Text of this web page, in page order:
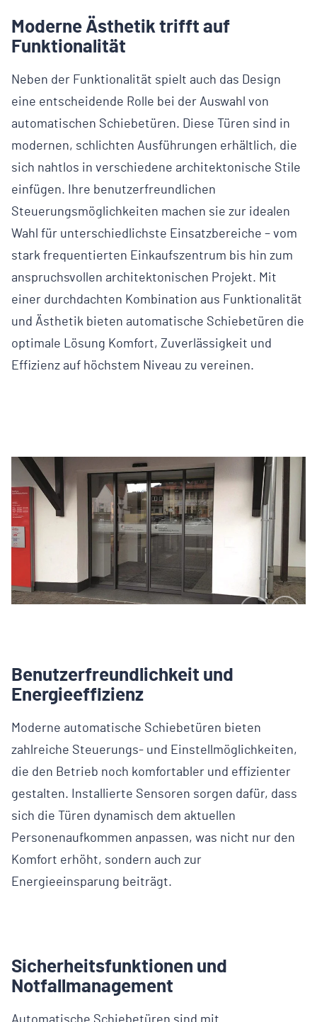
Moderne Ästhetik trifft auf
Funktionalität
Neben der Funktionalität spielt auch das Design
eine entscheidende Rolle bei der Auswahl von
automatischen Schiebetüren. Diese Türen sind in
modernen, schlichten Ausführungen erhältlich, die
sich nahtlos in verschiedene architektonische Stile
einfügen. Ihre benutzerfreundlichen
Steuerungsmöglichkeiten machen sie zur idealen
Wahl für unterschiedlichste Einsatzbereiche – vom
stark frequentierten Einkaufszentrum bis hin zum
anspruchsvollen architektonischen Projekt. Mit
einer durchdachten Kombination aus Funktionalität
und Ästhetik bieten automatische Schiebetüren die
optimale Lösung Komfort, Zuverlässigkeit und
Effizienz auf höchstem Niveau zu vereinen.
Benutzerfreundlichkeit und
Energieeffizienz
Moderne automatische Schiebetüren bieten
zahlreiche Steuerungs- und Einstellmöglichkeiten,
die den Betrieb noch komfortabler und effizienter
gestalten. Installierte Sensoren sorgen dafür, dass
sich die Türen dynamisch dem aktuellen
Personenaufkommen anpassen, was nicht nur den
Komfort erhöht, sondern auch zur
Energieeinsparung beiträgt.
Sicherheitsfunktionen und
Notfallmanagement